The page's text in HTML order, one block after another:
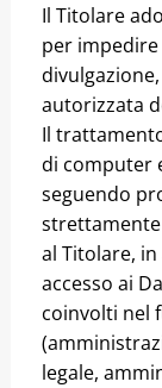
Il Titolare
per
autorizzata
Il
di computer
seguendo
al Titolare,
accesso ai
coinvolti nel
legale,